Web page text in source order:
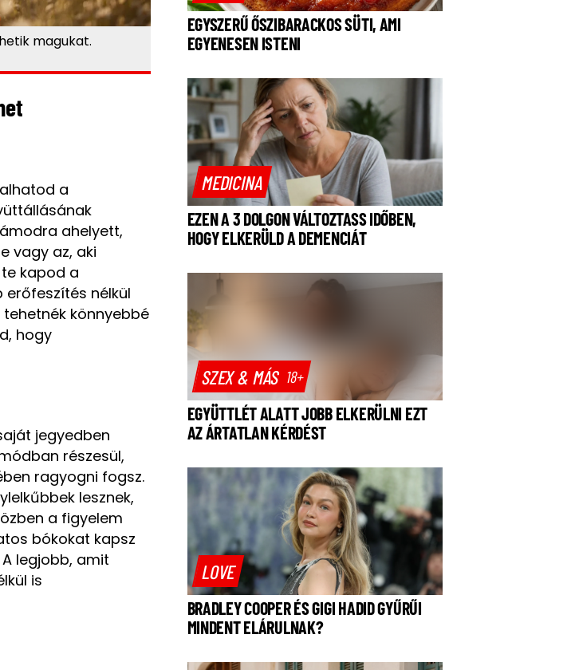
magukat.
a
ahelyett,
vagy az, aki
kapod a
nélkül
könnyebbé
hogy
jegyedben
részesül,
ragyogni fogsz.
lesznek,
a figyelem
bókokat kapsz
legjobb, amit
is
EGYSZERŰ ŐSZIBARACKOS SÜTI, AMI
EGYENESEN ISTENI
MEDICINA
EZEN A 3 DOLGON VÁLTOZTASS IDŐBEN,
HOGY ELKERÜLD A DEMENCIÁT
SZEX & MÁS 18+
EGYÜTTLÉT ALATT JOBB ELKERÜLNI EZT
AZ ÁRTATLAN KÉRDÉST
LOVE
BRADLEY COOPER ÉS GIGI HADID GYŰRŰI
MINDENT ELÁRULNAK?